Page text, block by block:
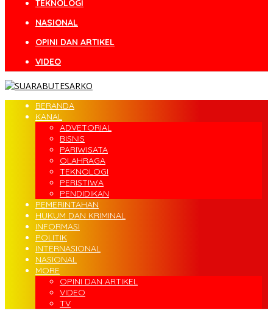
TEKNOLOGI
NASIONAL
OPINI DAN ARTIKEL
VIDEO
BERANDA
KANAL
ADVETORIAL
BISNIS
PARIWISATA
OLAHRAGA
TEKNOLOGI
PERISTIWA
PENDIDIKAN
PEMERINTAHAN
HUKUM DAN KRIMINAL
INFORMASI
POLITIK
INTERNASIONAL
NASIONAL
MORE
OPINI DAN ARTIKEL
VIDEO
TV